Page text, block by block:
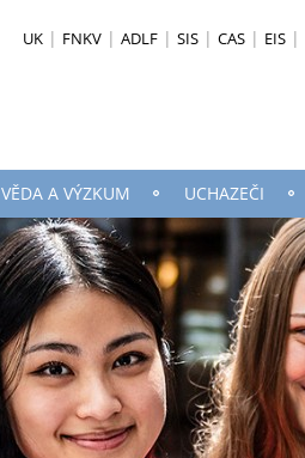
UK FNKV ADLF SIS CAS EIS
VĚDA A VÝZKUM UCHAZEČI